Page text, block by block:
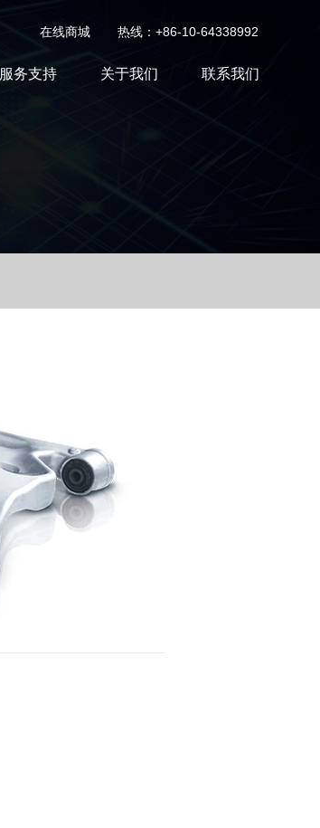
在线商城 热线：+86-10-64338992
服务支持 关于我们 联系我们